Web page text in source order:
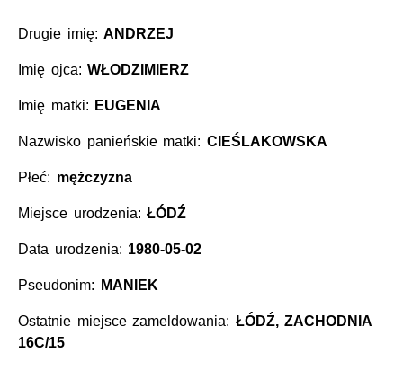
Drugie imię:ANDRZEJ
Imię ojca:WŁODZIMIERZ
Imię matki: EUGENIA
Nazwisko panieńskie matki: CIEŚLAKOWSKA
Płeć: mężczyzna
Miejsce urodzenia:ŁÓDŹ
Data urodzenia: 1980-05-02
Pseudonim: MANIEK
Ostatnie miejsce zameldowania: ŁÓDŹ, ZACHODNIA
16C/15